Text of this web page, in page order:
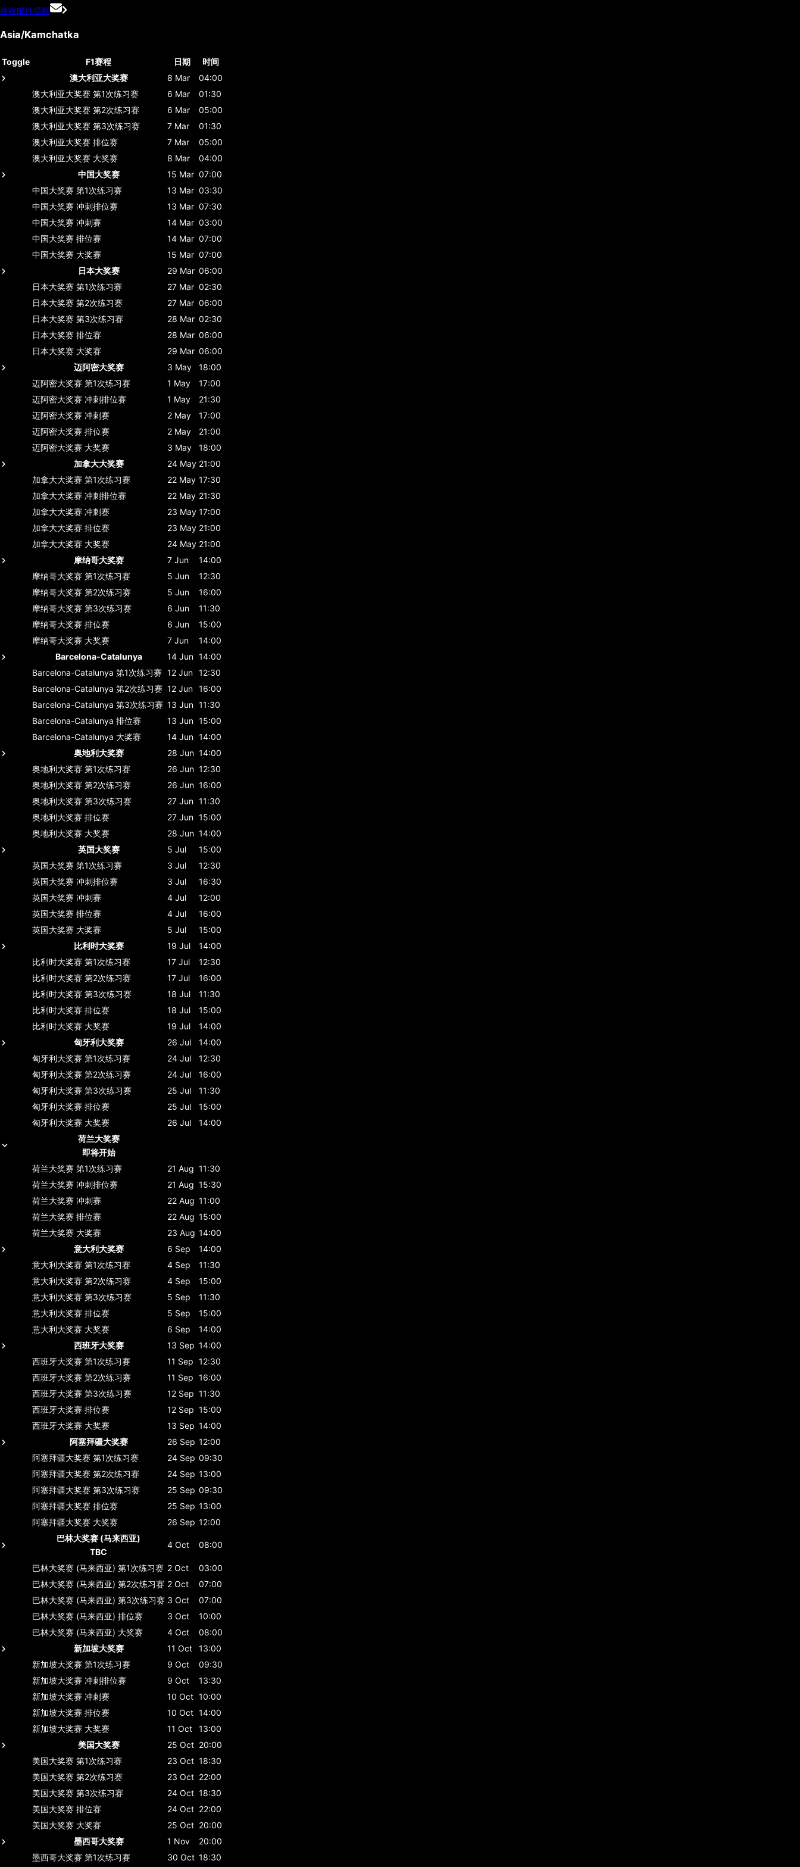
接收邮件提醒
Asia/Kamchatka
Toggle F1赛程 日期
时间
澳大利亚大奖赛
8 Mar
04:00
澳大利亚大奖赛 第1次练习赛 6 Mar
01:30
澳大利亚大奖赛 第2次练习赛 6 Mar
05:00
澳大利亚大奖赛 第3次练习赛 7 Mar
01:30
澳大利亚大奖赛 排位赛 7 Mar
05:00
澳大利亚大奖赛 大奖赛 8 Mar
04:00
中国大奖赛
15 Mar 07:00
中国大奖赛 第1次练习赛 13 Mar 03:30
中国大奖赛 冲刺排位赛 13 Mar 07:30
中国大奖赛 冲刺赛 14 Mar 03:00
中国大奖赛 排位赛 14 Mar 07:00
中国大奖赛 大奖赛 15 Mar 07:00
日本大奖赛
29 Mar 06:00
日本大奖赛 第1次练习赛 27 Mar 02:30
日本大奖赛 第2次练习赛 27 Mar 06:00
日本大奖赛 第3次练习赛 28 Mar 02:30
日本大奖赛 排位赛 28 Mar 06:00
日本大奖赛 大奖赛 29 Mar 06:00
迈阿密大奖赛
3 May
18:00
迈阿密大奖赛 第1次练习赛 1 May
17:00
迈阿密大奖赛 冲刺排位赛 1 May
21:30
迈阿密大奖赛 冲刺赛 2 May
17:00
迈阿密大奖赛 排位赛 2 May
21:00
迈阿密大奖赛 大奖赛 3 May
18:00
加拿大大奖赛
24 May 21:00
加拿大大奖赛 第1次练习赛 22 May 17:30
加拿大大奖赛 冲刺排位赛 22 May 21:30
加拿大大奖赛 冲刺赛 23 May 17:00
加拿大大奖赛 排位赛 23 May 21:00
加拿大大奖赛 大奖赛 24 May 21:00
摩纳哥大奖赛
7 Jun
14:00
摩纳哥大奖赛 第1次练习赛 5 Jun
12:30
摩纳哥大奖赛 第2次练习赛 5 Jun
16:00
摩纳哥大奖赛 第3次练习赛 6 Jun
11:30
摩纳哥大奖赛 排位赛 6 Jun
15:00
摩纳哥大奖赛 大奖赛 7 Jun
14:00
Barcelona-Catalunya
14 Jun 14:00
Barcelona-Catalunya 第1次练习赛 12 Jun 12:30
Barcelona-Catalunya 第2次练习赛 12 Jun 16:00
Barcelona-Catalunya 第3次练习赛 13 Jun 11:30
Barcelona-Catalunya 排位赛 13 Jun 15:00
Barcelona-Catalunya 大奖赛 14 Jun 14:00
奥地利大奖赛
28 Jun 14:00
奥地利大奖赛 第1次练习赛 26 Jun 12:30
奥地利大奖赛 第2次练习赛 26 Jun 16:00
奥地利大奖赛 第3次练习赛 27 Jun 11:30
奥地利大奖赛 排位赛 27 Jun 15:00
奥地利大奖赛 大奖赛 28 Jun 14:00
英国大奖赛
5 Jul
15:00
英国大奖赛 第1次练习赛 3 Jul
12:30
英国大奖赛 冲刺排位赛 3 Jul
16:30
英国大奖赛 冲刺赛 4 Jul
12:00
英国大奖赛 排位赛 4 Jul
16:00
英国大奖赛 大奖赛 5 Jul
15:00
比利时大奖赛
19 Jul
14:00
比利时大奖赛 第1次练习赛 17 Jul
12:30
比利时大奖赛 第2次练习赛 17 Jul
16:00
比利时大奖赛 第3次练习赛 18 Jul
11:30
比利时大奖赛 排位赛 18 Jul
15:00
比利时大奖赛 大奖赛 19 Jul
14:00
匈牙利大奖赛
26 Jul
14:00
匈牙利大奖赛 第1次练习赛 24 Jul
12:30
匈牙利大奖赛 第2次练习赛 24 Jul
16:00
匈牙利大奖赛 第3次练习赛 25 Jul
11:30
匈牙利大奖赛 排位赛 25 Jul
15:00
匈牙利大奖赛 大奖赛 26 Jul
14:00
荷兰大奖赛
即将开始
荷兰大奖赛 第1次练习赛 21 Aug 11:30
荷兰大奖赛 冲刺排位赛 21 Aug 15:30
荷兰大奖赛 冲刺赛 22 Aug 11:00
荷兰大奖赛 排位赛 22 Aug 15:00
荷兰大奖赛 大奖赛 23 Aug 14:00
意大利大奖赛
6 Sep
14:00
意大利大奖赛 第1次练习赛 4 Sep
11:30
意大利大奖赛 第2次练习赛 4 Sep
15:00
意大利大奖赛 第3次练习赛 5 Sep
11:30
意大利大奖赛 排位赛 5 Sep
15:00
意大利大奖赛 大奖赛 6 Sep
14:00
西班牙大奖赛
13 Sep 14:00
西班牙大奖赛 第1次练习赛 11 Sep 12:30
西班牙大奖赛 第2次练习赛 11 Sep 16:00
西班牙大奖赛 第3次练习赛 12 Sep 11:30
西班牙大奖赛 排位赛 12 Sep 15:00
西班牙大奖赛 大奖赛 13 Sep 14:00
阿塞拜疆大奖赛
26 Sep 12:00
阿塞拜疆大奖赛 第1次练习赛 24 Sep 09:30
阿塞拜疆大奖赛 第2次练习赛 24 Sep 13:00
阿塞拜疆大奖赛 第3次练习赛 25 Sep 09:30
阿塞拜疆大奖赛 排位赛 25 Sep 13:00
阿塞拜疆大奖赛 大奖赛 26 Sep 12:00
巴林大奖赛 (马来西亚)
TBC
4 Oct 08:00
巴林大奖赛 (马来西亚) 第1次练习赛 2 Oct
03:00
巴林大奖赛 (马来西亚) 第2次练习赛 2 Oct
07:00
巴林大奖赛 (马来西亚) 第3次练习赛 3 Oct
07:00
巴林大奖赛 (马来西亚) 排位赛 3 Oct
10:00
巴林大奖赛 (马来西亚) 大奖赛 4 Oct
08:00
新加坡大奖赛
11 Oct
13:00
新加坡大奖赛 第1次练习赛 9 Oct
09:30
新加坡大奖赛 冲刺排位赛 9 Oct
13:30
新加坡大奖赛 冲刺赛 10 Oct 10:00
新加坡大奖赛 排位赛 10 Oct 14:00
新加坡大奖赛 大奖赛 11 Oct
13:00
美国大奖赛
25 Oct 20:00
美国大奖赛 第1次练习赛 23 Oct 18:30
美国大奖赛 第2次练习赛 23 Oct 22:00
美国大奖赛 第3次练习赛 24 Oct 18:30
美国大奖赛 排位赛 24 Oct 22:00
美国大奖赛 大奖赛 25 Oct 20:00
墨西哥大奖赛
1 Nov
20:00
墨西哥大奖赛 第1次练习赛 30 Oct 18:30